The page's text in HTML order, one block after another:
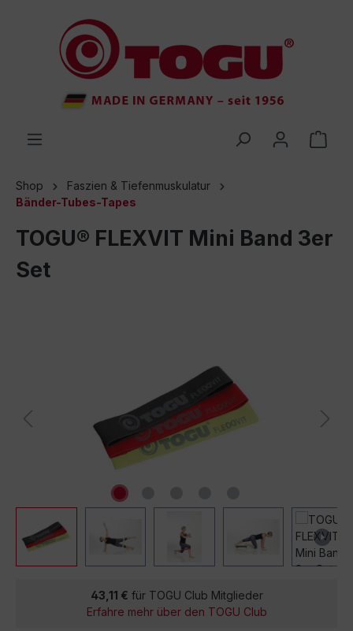
springen
Shop
Faszien & Tiefenmuskulatur
Bänder-Tubes-Tapes
TOGU® FLEXVIT Mini Band 3er
Set
43,11 € für TOGU Club Mitglieder
Erfahre mehr über den TOGU Club